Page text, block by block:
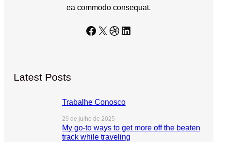
ea commodo consequat.
Facebook X Dribbble LinkedIn
Latest Posts
Trabalhe Conosco
29 de julho de 2025
My go-to ways to get more off the beaten
track while traveling